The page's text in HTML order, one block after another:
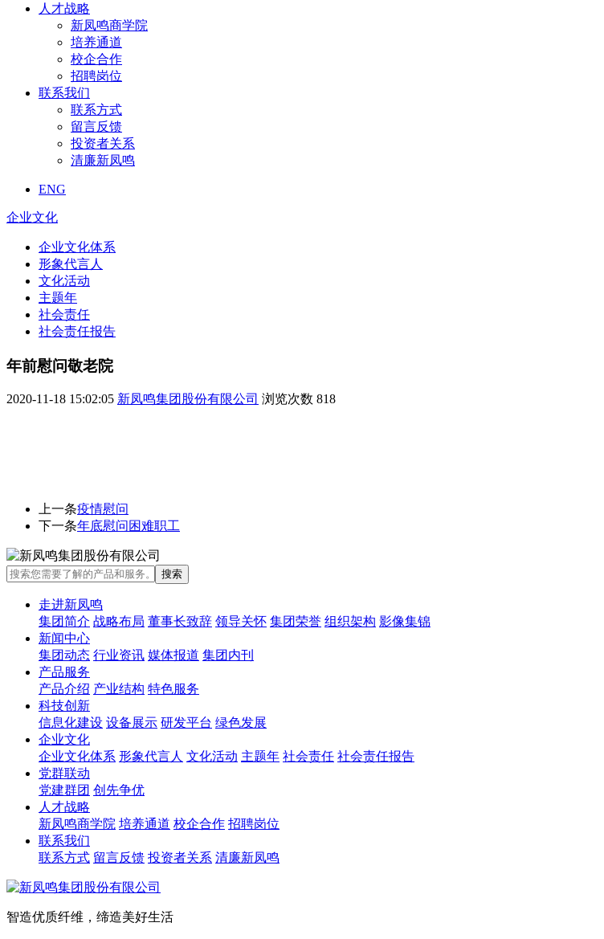
人才战略
新凤鸣商学院
培养通道
校企合作
招聘岗位
联系我们
联系方式
留言反馈
投资者关系
清廉新凤鸣
ENG
企业文化
企业文化体系
形象代言人
文化活动
主题年
社会责任
社会责任报告
年前慰问敬老院
2020-11-18 15:02:05 新凤鸣集团股份有限公司 浏览次数 818
上一条疫情慰问
下一条年底慰问困难职工
走进新凤鸣
集团简介 战略布局 董事长致辞 领导关怀 集团荣誉 组织架构 影像集锦
新闻中心
集团动态 行业资讯 媒体报道 集团内刊
产品服务
产品介绍 产业结构 特色服务
科技创新
信息化建设 设备展示 研发平台 绿色发展
企业文化
企业文化体系 形象代言人 文化活动 主题年 社会责任 社会责任报告
党群联动
党建群团 创先争优
人才战略
新凤鸣商学院 培养通道 校企合作 招聘岗位
联系我们
联系方式 留言反馈 投资者关系 清廉新凤鸣
智造优质纤维，缔造美好生活